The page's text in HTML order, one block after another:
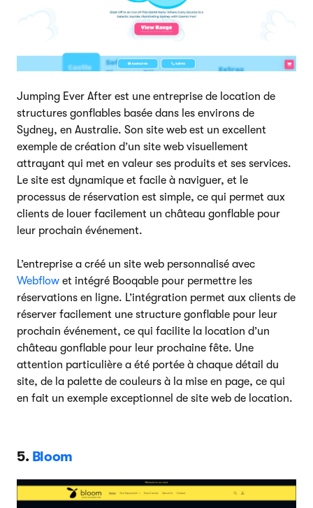
Jumping Ever After est une entreprise de location de
structures gonflables basée dans les environs de
Sydney, en Australie. Son site web est un excellent
exemple de création d’un site web visuellement
attrayant qui met en valeur ses produits et ses services.
Le site est dynamique et facile à naviguer, et le
processus de réservation est simple, ce qui permet aux
clients de louer facilement un château gonflable pour
leur prochain événement.
L’entreprise a créé un site web personnalisé avec
Webflow et intégré Booqable pour permettre les
réservations en ligne. L’intégration permet aux clients de
réserver facilement une structure gonflable pour leur
prochain événement, ce qui facilite la location d’un
château gonflable pour leur prochaine fête. Une
attention particulière a été portée à chaque détail du
site, de la palette de couleurs à la mise en page, ce qui
en fait un exemple exceptionnel de site web de location.
5. Bloom